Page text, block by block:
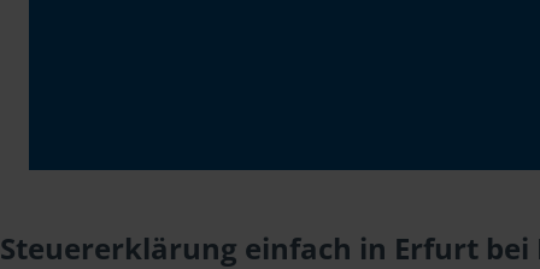
Steuererklärung einfach in Erfurt